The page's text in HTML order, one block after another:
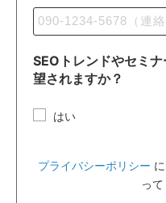
SEOトレンドやセミ
望されますか？
はい
プライバシーポリシー
って